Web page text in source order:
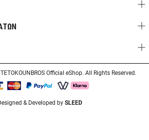
Official eShop. All Rights Reserved.
& Developed by SLEED